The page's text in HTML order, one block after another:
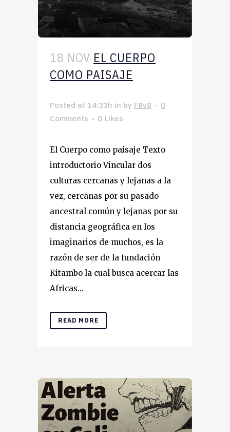
18 NOV EL CUERPO
COMO PAISAJE
Posted at 14:33h in by F8v8
0
Comments
0 Likes
El Cuerpo como paisaje Texto
introductorio Vincular dos
culturas cercanas y lejanas a la
vez, cercanas por su pasado
ancestral común y lejanas por su
distancia geográfica en los
imaginarios de muchos, es la
razón de ser de la fundación
Kitambo la cual busca acercar las
Africas...
READ MORE